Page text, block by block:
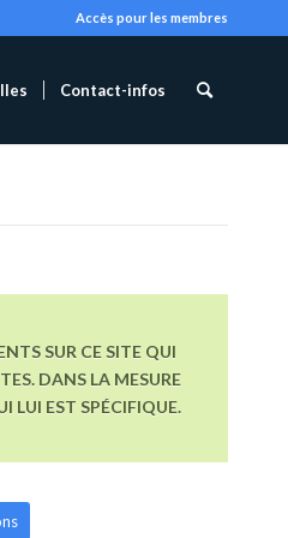
Accès pour les membres
Contact-infos
SUR CE SITE QUI
DANS LA MESURE
LUI EST SPÉCIFIQUE.